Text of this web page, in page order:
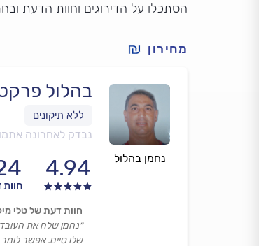
הסתכלו על הדירוגים וחוות הדעת
מחירון
נחמן בהלול
בהלול
נבדק לאחרונה
4.94
חוות דעת של טלי
״נחמן שלח את
שלו סיים. אפשר